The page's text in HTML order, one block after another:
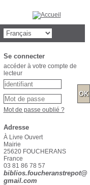
Se connecter
accéder à votre compte de
lecteur
Mot de passe oublié ?
Adresse
À Livre Ouvert
Mairie
25620 FOUCHERANS
France
03 81 86 78 57
biblios.foucheranstrepot@
gmail.com